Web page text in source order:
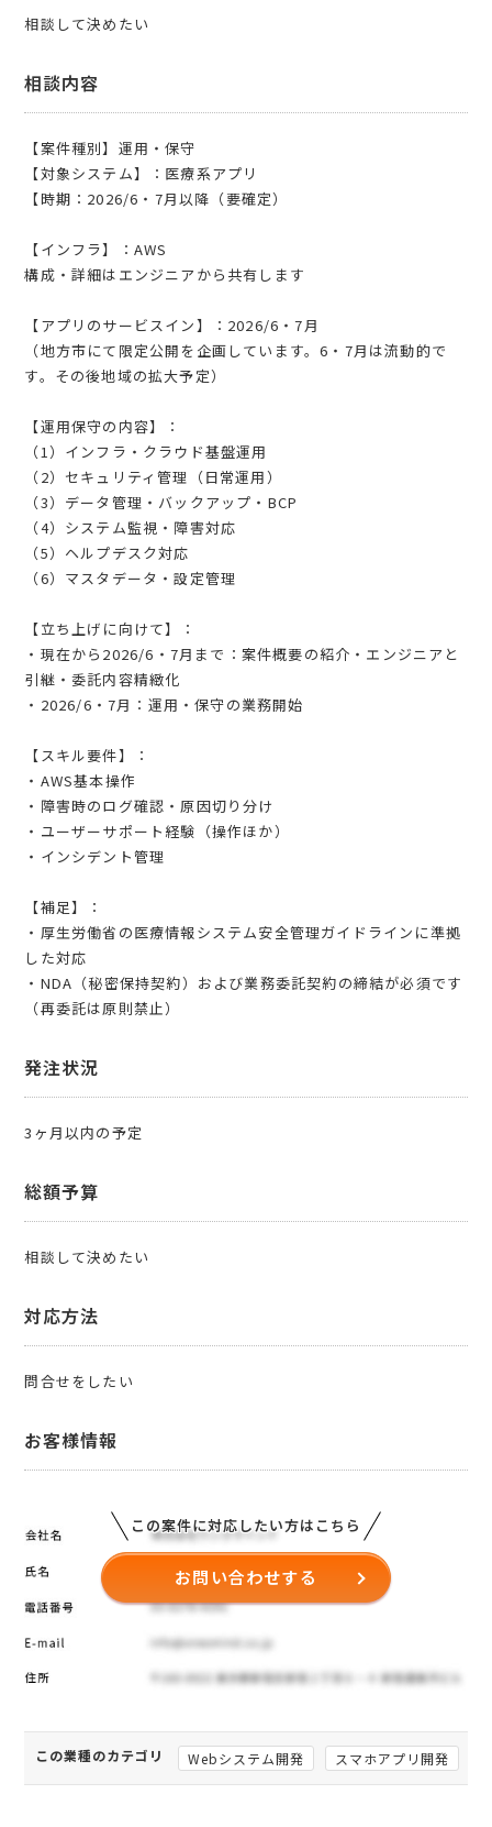
相談して決めたい
相談内容
【案件種別】運用・保守
【対象システム】：医療系アプリ
【時期：2026/6・7月以降（要確定）
【インフラ】：AWS
構成・詳細はエンジニアから共有します
【アプリのサービスイン】：2026/6・7月
（地方市にて限定公開を企画しています。6・7月は流動的で
す。その後地域の拡大予定）
【運用保守の内容】：
（1）インフラ・クラウド基盤運用
（2）セキュリティ管理（日常運用）
（3）データ管理・バックアップ・BCP
（4）システム監視・障害対応
（5）ヘルプデスク対応
（6）マスタデータ・設定管理
【立ち上げに向けて】：
・現在から2026/6・7月まで：案件概要の紹介・エンジニアと
引継・委託内容精緻化
・2026/6・7月：運用・保守の業務開始
【スキル要件】：
・AWS基本操作
・障害時のログ確認・原因切り分け
・ユーザーサポート経験（操作ほか）
・インシデント管理
【補足】：
・厚⽣労働省の医療情報システム安全管理ガイドラインに準拠
した対応
・NDA（秘密保持契約）および業務委託契約の締結が必須です
（再委託は原則禁⽌）
発注状況
3ヶ月以内の予定
総額予算
相談して決めたい
対応方法
問合せをしたい
お客様情報
この案件に対応したい方はこちら
お問い合わせする
この業種のカテゴリ Webシステム開発 スマホアプリ開発